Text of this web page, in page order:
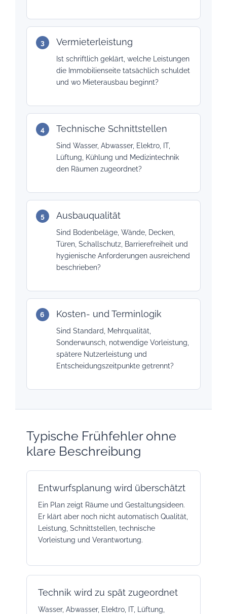
Vermieterleistung
Ist schriftlich geklärt, welche Leistungen
die Immobilienseite tatsächlich schuldet
und wo Mieterausbau beginnt?
Technische Schnittstellen
Sind Wasser, Abwasser, Elektro, IT,
Lüftung, Kühlung und Medizintechnik
den Räumen zugeordnet?
Ausbauqualität
Sind Bodenbeläge, Wände, Decken,
Türen, Schallschutz, Barrierefreiheit und
hygienische Anforderungen ausreichend
beschrieben?
Kosten- und Terminlogik
Sind Standard, Mehrqualität,
Sonderwunsch, notwendige Vorleistung,
spätere Nutzerleistung und
Entscheidungszeitpunkte getrennt?
Typische Frühfehler ohne
klare Beschreibung
Entwurfsplanung wird überschätzt
Ein Plan zeigt Räume und Gestaltungsideen.
Er klärt aber noch nicht automatisch Qualität,
Leistung, Schnittstellen, technische
Vorleistung und Verantwortung.
Technik wird zu spät zugeordnet
Wasser, Abwasser, Elektro, IT, Lüftung,